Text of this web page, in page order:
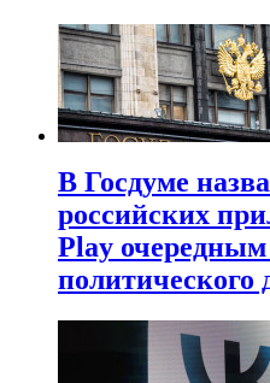
В Госдуме
российских
Play
политического